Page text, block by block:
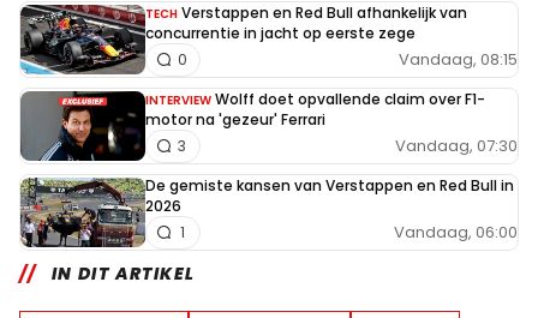
TECH Verstappen en Red Bull afhankelijk van
concurrentie in jacht op eerste zege
Vandaag, 08:15
0
INTERVIEW Wolff doet opvallende claim over F1-
motor na 'gezeur' Ferrari
Vandaag, 07:30
3
De gemiste kansen van Verstappen en Red Bull in
2026
Vandaag, 06:00
1
IN DIT ARTIKEL